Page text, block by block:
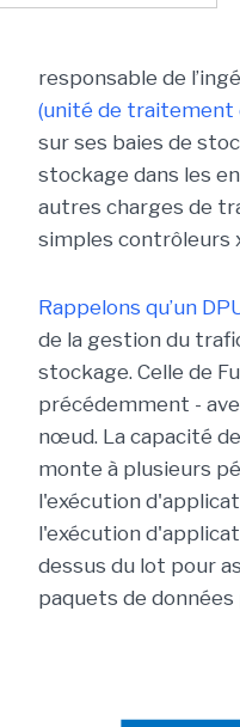
responsable de
(unité de traitement
sur ses baies de
stockage dans les
autres charges de
simples contrôleurs
Rappelons qu’un
de la gestion du
stockage. Celle de
précédemment -
nœud. La capacité
monte à plusieurs
l'exécution
l'exécution
dessus du lot pour
paquets de